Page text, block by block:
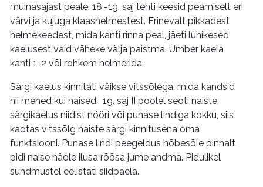
muinasajast peale. 18.-19. saj tehti keesid peamiselt eri
värvi ja kujuga klaashelmestest. Erinevalt pikkadest
helmekeedest, mida kanti rinna peal, jäeti lühikesed
kaelusest vaid väheke välja paistma. Ümber kaela
kanti 1-2 või rohkem helmerida.
Särgi kaelus kinnitati väikse vitssõlega, mida kandsid
nii mehed kui naised. 19. saj II poolel seoti naiste
särgikaelus niidist nööri või punase lindiga kokku, siis
kaotas vitssõlg naiste särgi kinnitusena oma
funktsiooni. Punase lindi peegeldus hõbesõle pinnalt
pidi naise näole ilusa rõõsa jume andma. Pidulikel
sündmustel eelistati siidpaela.